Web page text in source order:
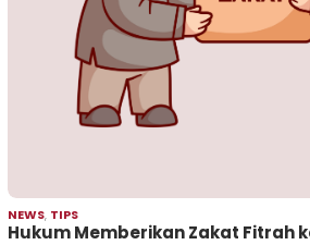
NEWS, TIPS
Hukum Memberikan Zakat Fitrah